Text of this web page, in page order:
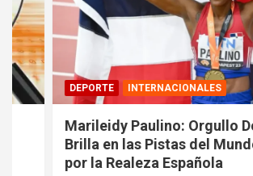
DEPORTE INTERNACIONALES
Marileidy Paulino: Orgullo
Brilla en las Pistas del Mundo y
por la Realeza Española